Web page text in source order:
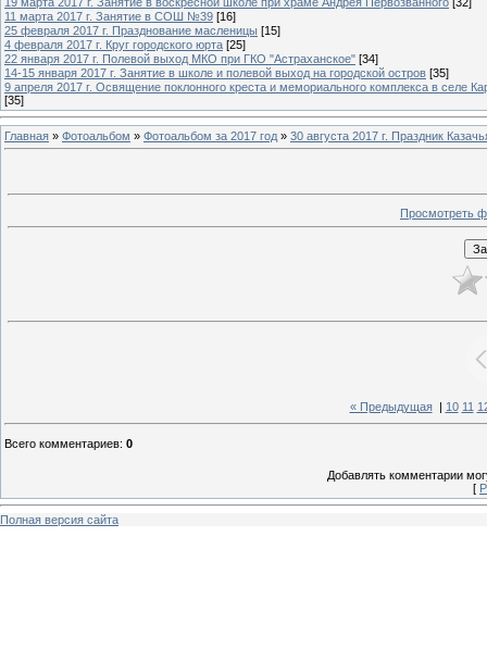
11 марта 2017 г. Занятие в СОШ №39 [16]
25 февраля 2017 г. Празднование масленицы [15]
4 февраля 2017 г. Круг городского юрта [25]
22 января 2017 г. Полевой выход МКО при ГКО "Астраханское" [34]
14-15 января 2017 г. Занятие в школе и полевой выход на городской остров [35]
9 апреля 2017 г. Освящение поклонного креста и мемориального комплекса в селе
[35]
Главная » Фотоальбом » Фотоальбом за 2017 год » 30 августа 2017 г. Праздник
Просмотреть
« Предыдущая| 10 11
Всего комментариев: 0
Добавлять комментарии
[
Полная версия сайта